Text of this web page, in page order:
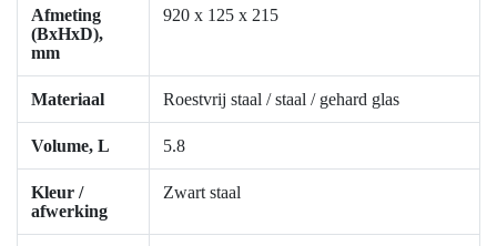
Afmeting
(BxHxD),
mm
920 x 125 x 215
Materiaal Roestvrij staal / staal / gehard glas
Volume, L 5.8
Kleur /
afwerking
Zwart staal